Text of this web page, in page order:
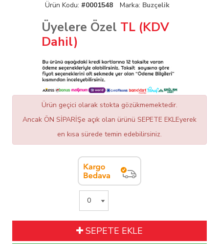
Ürün Kodu: #0001548 Marka: Buzçelik
Üyelere Özel TL (KDV
Dahil)
Ürün geçici olarak stokta gözükmemektedir.
Ancak ÖN SİPARİŞe açık olan ürünü SEPETE EKLEyerek
en kısa sürede temin edebilirsiniz.
SEPETE EKLE